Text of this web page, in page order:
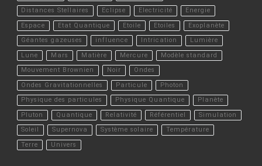
Distances Stellaires
Eclipse Electricité
Energie
Espace
Etat Quantique Etoile Etoiles
Exoplanète
Géantes gazeuses
influence Intrication
Lumière
Lune
Mars Matière Mercure
Modèle standard
Mouvement Brownien
Noir
Ondes
Ondes Gravitationnelles
Particule
Photon
Physique des particules
Physique Quantique
Planète
Pluton
Quantique Relativité Référentiel
Simulation
Soleil
Supernova Système solaire
Température
Terre
Univers